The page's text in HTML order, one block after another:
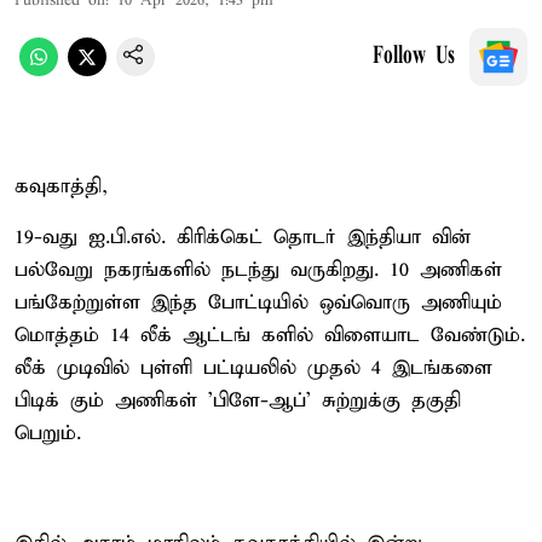
Follow Us
கவுகாத்தி,
19-வது ஐ.பி.எல். கிரிக்கெட் தொடர் இந்தியா வின்
பல்வேறு நகரங்களில் நடந்து வருகிறது. 10 அணிகள்
பங்கேற்றுள்ள இந்த போட்டியில் ஒவ்வொரு அணியும்
மொத்தம் 14 லீக் ஆட்டங் களில் விளையாட வேண்டும்.
லீக் முடிவில் புள்ளி பட்டியலில் முதல் 4 இடங்களை
பிடிக் கும் அணிகள் 'பிளே-ஆப்' சுற்றுக்கு தகுதி
பெறும்.